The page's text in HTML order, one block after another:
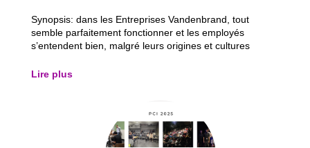
Synopsis: dans les Entreprises Vandenbrand, tout
semble parfaitement fonctionner et les employés
s’entendent bien, malgré leurs origines et cultures
pour un entretien d’embauche, on réalise que certains
Lire plus